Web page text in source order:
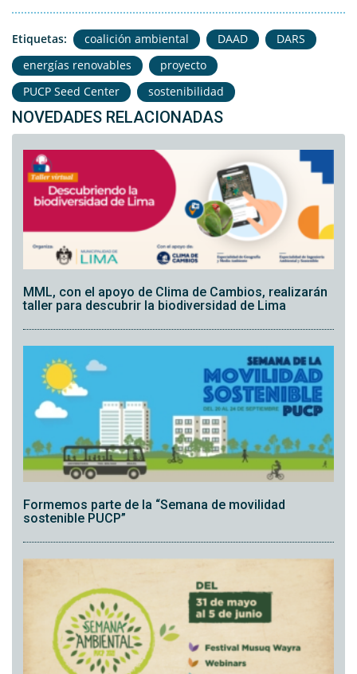
Etiquetas: coalición ambiental DAAD
DARS
energías renovables
proyecto
PUCP Seed Center
sostenibilidad
NOVEDADES RELACIONADAS
MML, con el apoyo de Clima de Cambios, realizarán
taller para descubrir la biodiversidad de Lima
Formemos parte de la “Semana de movilidad
sostenible PUCP”